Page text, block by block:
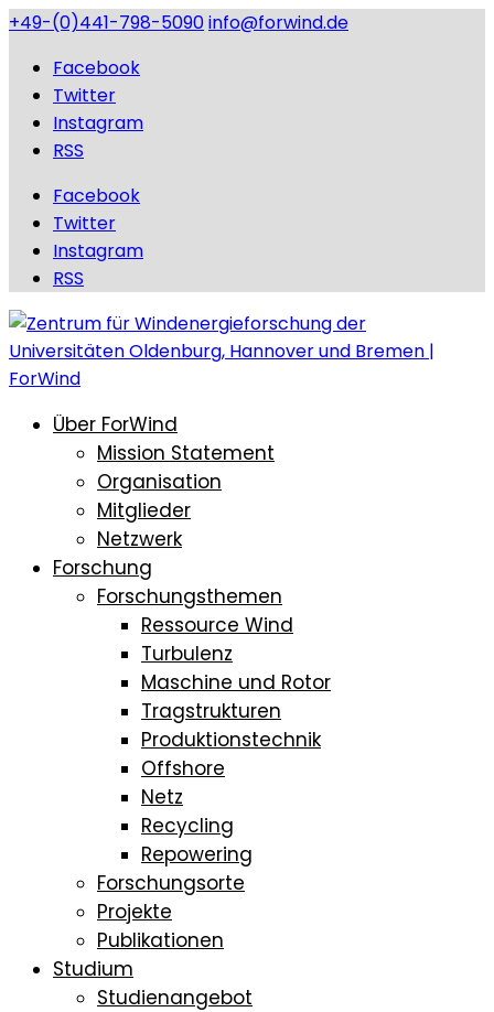
+49-(0)441-798-5090info@forwind.de
Facebook
Twitter
Instagram
RSS
Facebook
Twitter
Instagram
RSS
Über ForWind
Mission Statement
Organisation
Mitglieder
Netzwerk
Forschung
Forschungsthemen
Ressource Wind
Turbulenz
Maschine und Rotor
Tragstrukturen
Produktionstechnik
Offshore
Netz
Recycling
Repowering
Forschungsorte
Projekte
Publikationen
Studium
Studienangebot